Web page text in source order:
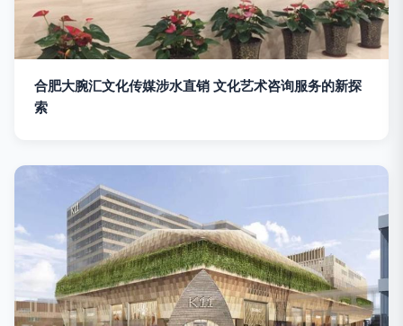
合肥大腕汇文化传媒涉水直销 文化艺术咨询服务的新探
索